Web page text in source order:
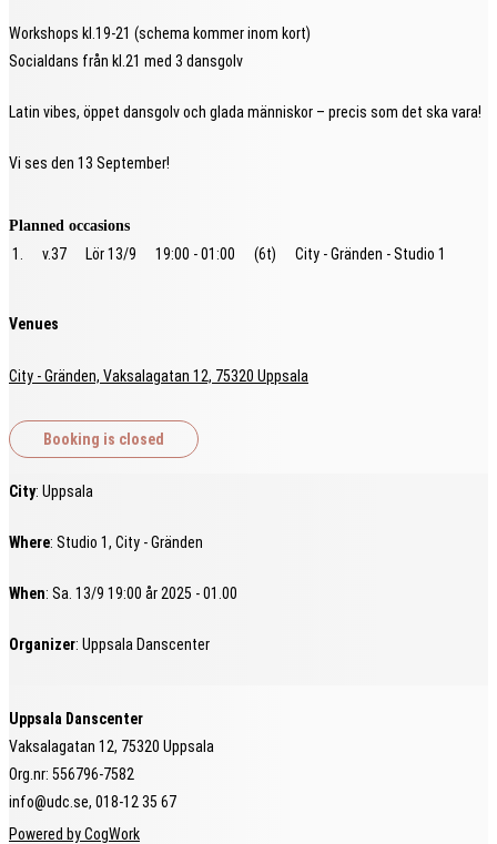
Workshops kl.19-21 (schema kommer inom kort)
Socialdans från kl.21 med 3 dansgolv
Latin vibes, öppet dansgolv och glada människor – precis som det ska vara!
Vi ses den 13 September!
Planned occasions
1. v.37 Lör 13/9 19:00 - 01:00 (6t) City - Gränden - Studio 1
Venues
City - Gränden, Vaksalagatan 12, 75320 Uppsala
City: Uppsala
Where: Studio 1, City - Gränden
When: Sa. 13/9 19:00 år 2025 - 01.00
Organizer: Uppsala Danscenter
Uppsala Danscenter
Vaksalagatan 12, 75320 Uppsala
Org.nr: 556796-7582
info@udc.se, 018-12 35 67
Powered by CogWork